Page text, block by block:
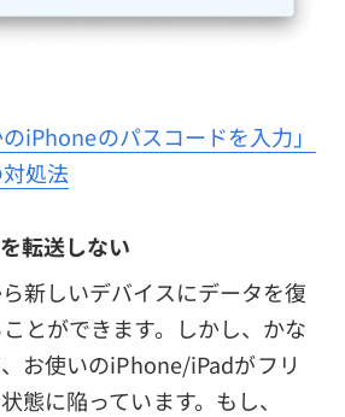
のiPhoneのパスコードを入力」
処法
転送しない
新しいデバイスにデータを復
とができます。しかし、かな
お使いのiPhone/iPadがフリ
態に陥っています。もし、